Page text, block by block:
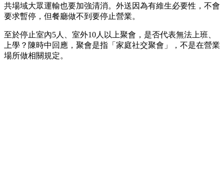
共場域大眾運輸也要加強清消。外送因為有維生必要性，不會
要求暫停，但餐廳做不到要停止營業。
至於停止室內5人、室外10人以上聚會，是否代表無法上班、
上學？陳時中回應，聚會是指「家庭社交聚會」，不是在營業
場所做相關規定。